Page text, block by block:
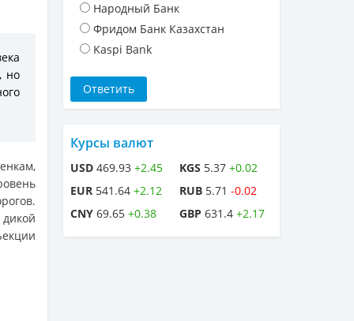
но
Народный Банк
Фридом Банк Казахстан
Kaspi Bank
Курсы валют
USD 469.93 +2.45
EUR 541.64 +2.12
CNY 69.65 +0.38
KGS 5.37 +0.02
RUB 5.71 -0.02
GBP 631.4 +2.17